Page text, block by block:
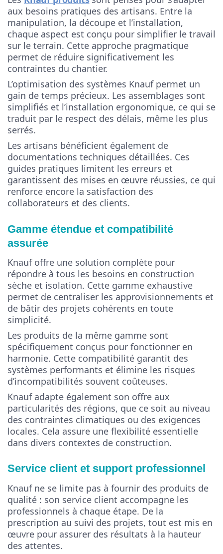
aux besoins pratiques des artisans. Entre la
manipulation, la découpe et l’installation,
chaque aspect est conçu pour simplifier le travail
sur le terrain. Cette approche pragmatique
permet de réduire significativement les
contraintes du chantier.
L’optimisation des systèmes Knauf permet un
gain de temps précieux. Les assemblages sont
simplifiés et l’installation ergonomique, ce qui se
traduit par le respect des délais, même les plus
serrés.
Les artisans bénéficient également de
documentations techniques détaillées. Ces
guides pratiques limitent les erreurs et
garantissent des mises en œuvre réussies, ce qui
renforce encore la satisfaction des
collaborateurs et des clients.
Gamme étendue et compatibilité
assurée
Knauf offre une solution complète pour
répondre à tous les besoins en construction
sèche et isolation. Cette gamme exhaustive
permet de centraliser les approvisionnements et
de bâtir des projets cohérents en toute
simplicité.
Les produits de la même gamme sont
spécifiquement conçus pour fonctionner en
harmonie. Cette compatibilité garantit des
systèmes performants et élimine les risques
d’incompatibilités souvent coûteuses.
Knauf adapte également son offre aux
particularités des régions, que ce soit au niveau
des contraintes climatiques ou des exigences
locales. Cela assure une flexibilité essentielle
dans divers contextes de construction.
Service client et support professionnel
Knauf ne se limite pas à fournir des produits de
qualité : son service client accompagne les
professionnels à chaque étape. De la
prescription au suivi des projets, tout est mis en
œuvre pour assurer des résultats à la hauteur
des attentes.